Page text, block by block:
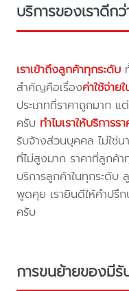
บริการของเราดีก
เราเข้าถึงลูกค้าทุกระดับ
สำคัญคือเรื่องค่าใช้จ่าย
ประเภทที่ราคาถูกมาก
ครับ ทำไมเราให้บริการร
รับจ้างส่วนบุคคล ไม่ใช่น
ที่ไม่สูงมาก ราคาที่ลูกค้า
บริการลูกค้าในทุกระดับ
พูดคุย เรายินดีให้คำปรึ
ครับ
การขนย้ายของมี